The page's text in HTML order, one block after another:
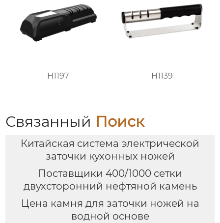
H1197 H1139
Связанный Поиск
Китайская система электрической
заточки кухонных ножей
Поставщики 400/1000 сетки
двухсторонний нефтяной камень
Цена камня для заточки ножей на
водной основе